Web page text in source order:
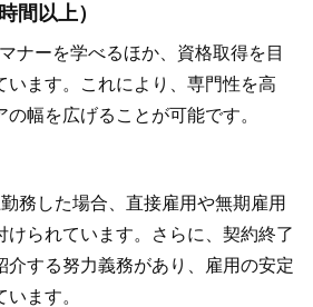
間以上）
ナーを学べるほか、資格取得を目
います。これにより、専門性を高
幅を広げることが可能です。
務した場合、直接雇用や無期雇用
けられています。さらに、契約終了
介する努力義務があり、雇用の安定
ます。